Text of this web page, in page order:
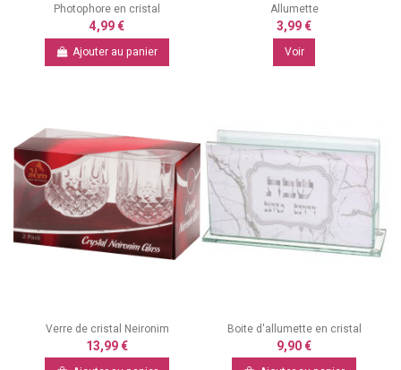
Photophore en cristal
4,99 €
Ajouter au panier
Allumette
3,99 €
Voir
Verre de cristal Neironim
13,99 €
Boite d'allumette en cristal
9,90 €